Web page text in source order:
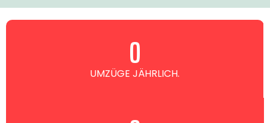
UMZÜGE JÄHRLICH.
0